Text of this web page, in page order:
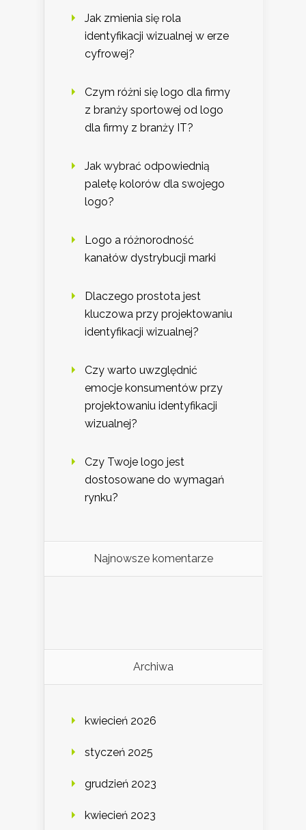
Jak zmienia się rola
identyfikacji wizualnej w erze
cyfrowej?
Czym różni się logo dla firmy
z branży sportowej od logo
dla firmy z branży IT?
Jak wybrać odpowiednią
paletę kolorów dla swojego
logo?
Logo a różnorodność
kanałów dystrybucji marki
Dlaczego prostota jest
kluczowa przy projektowaniu
identyfikacji wizualnej?
Czy warto uwzględnić
emocje konsumentów przy
projektowaniu identyfikacji
wizualnej?
Czy Twoje logo jest
dostosowane do wymagań
rynku?
Najnowsze komentarze
Archiwa
kwiecień 2026
styczeń 2025
grudzień 2023
kwiecień 2023